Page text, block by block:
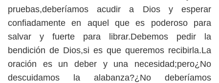
pruebas,deberíamos acudir a Dios y esperar
confiadamente en aquel que es poderoso para
salvar y fuerte para librar.Debemos pedir la
bendición de Dios,si es que queremos recibirla.La
oración es un deber y una necesidad;pero¿No
descuidamos la alabanza?¿No deberíamos